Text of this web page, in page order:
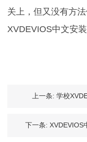
关上，但又没有方
XVDEVIOS中文安装
上一条: 学校
下一条: XVDEVIOS